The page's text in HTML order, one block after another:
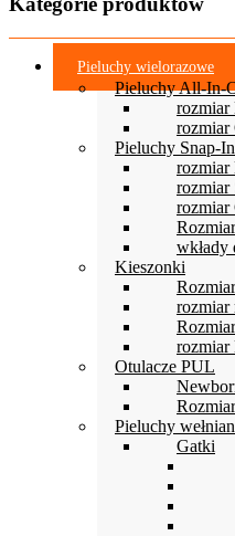
do
Pieluchy wielorazowe
Pieluchy All-In-
rozmiar
rozmiar
Pieluchy Snap-
rozmiar
rozmiar
rozmiar
wkłady
Kieszonki
rozmiar
Otulacze PUL
Pieluchy
Gatki